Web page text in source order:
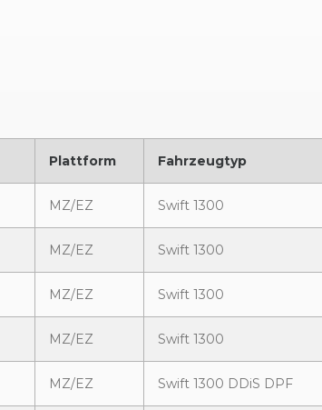
Plattform Fahrzeugtyp
MZ/EZ Swift 1300
MZ/EZ Swift 1300
MZ/EZ Swift 1300
MZ/EZ Swift 1300
MZ/EZ Swift 1300 DDiS DPF